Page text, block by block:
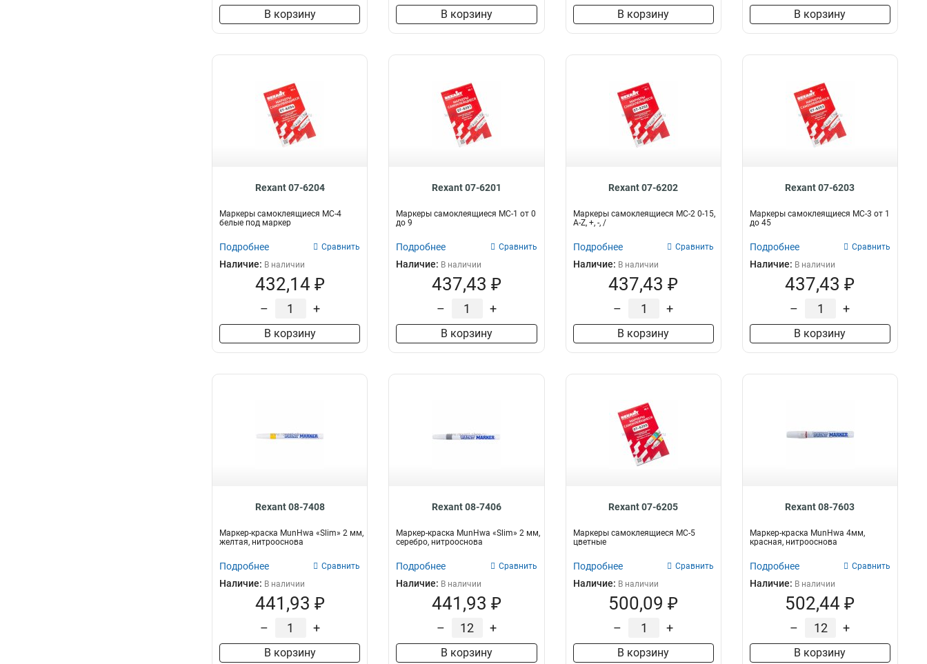
В корзину В корзину В корзину В корзину
Rexant 07-6204
Маркеры самоклеящиеся МС-4
белые под маркер
Подробнее Сравнить
Наличие: В наличии
432,14 ₽
– +
В корзину
Rexant 07-6201
Маркеры самоклеящиеся МС-1 от 0
до 9
Подробнее Сравнить
Наличие: В наличии
437,43 ₽
– +
В корзину
Rexant 07-6202
Маркеры самоклеящиеся МС-2 0-15,
A-Z, +, -, /
Подробнее Сравнить
Наличие: В наличии
437,43 ₽
– +
В корзину
Rexant 07-6203
Маркеры самоклеящиеся МС-3 от 1
до 45
Подробнее Сравнить
Наличие: В наличии
437,43 ₽
– +
В корзину
Rexant 08-7408
Маркер-краска MunHwa «Slim» 2 мм,
желтая, нитрооснова
Подробнее Сравнить
Наличие: В наличии
441,93 ₽
– +
В корзину
Rexant 08-7406
Маркер-краска MunHwa «Slim» 2 мм,
серебро, нитрооснова
Подробнее Сравнить
Наличие: В наличии
441,93 ₽
– +
В корзину
Rexant 07-6205
Маркеры самоклеящиеся МС-5
цветные
Подробнее Сравнить
Наличие: В наличии
500,09 ₽
– +
В корзину
Rexant 08-7603
Маркер-краска MunHwa 4мм,
красная, нитрооснова
Подробнее Сравнить
Наличие: В наличии
502,44 ₽
– +
В корзину